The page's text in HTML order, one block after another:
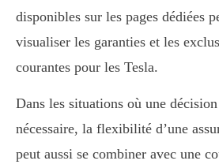
disponibles sur les pages dédiées
visualiser les garanties et les
courantes pour les Tesla.
Dans les situations où une
nécessaire, la flexibilité d’une
peut aussi se combiner avec une